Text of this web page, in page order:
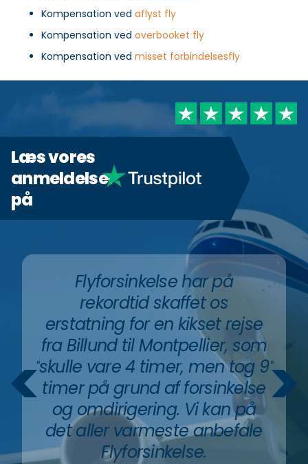
Kompensation ved aflyst fly
Kompensation ved overbooket fly
Kompensation ved misset forbindelsesfly
Læs vores
anmeldelser
på
"
Flyforsinkelse har på
rekordtid skaffet os
erstatning for en kikset rejse
fra Billund til Montpellier, som
skulle vare 4 timer, men tog 9
timer på grund af forsinkelse
og omdirigering. Vi kan på
det aller varmeste anbefale
Flyforsinkelse.
"